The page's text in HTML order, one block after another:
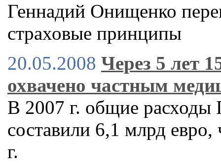
Геннадий Онищенко
страховые принципы
20.05.2008 Через 5 лет
охвачено частным
В 2007 г. общие расходы
составили 6,1 млрд
г.